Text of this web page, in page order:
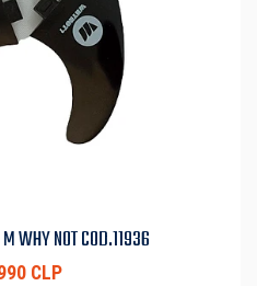
WHY NOT COD.11936
CLP